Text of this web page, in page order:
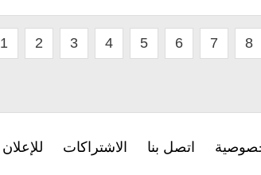
1 2 3 4 5 6 7 8
اتصل بنا الاشتراكات للإعلان